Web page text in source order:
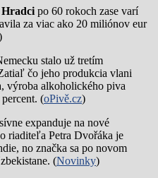
po 60 rokoch zase varí
za viac ako 20 miliónov eur
stalo už tretím
čo jeho produkcia vlani
výroba alkoholického piva
(oPivě.cz)
expanduje na nové
riaditeľa Petra Dvořáka je
no značka sa po novom
(Novinky)